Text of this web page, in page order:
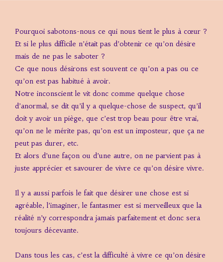
Pourquoi sabotons-nous ce qui nous tient le plus à cœur ?
Et si le plus difficile n’était pas d’obtenir ce qu’on désire
mais de ne pas le saboter ?
Ce que nous désirons est souvent ce qu’on a pas ou ce
qu’on est pas habitué à avoir.
Notre inconscient le vit donc comme quelque chose
d’anormal, se dit qu’il y a quelque-chose de suspect, qu’il
doit y avoir un piège, que c’est trop beau pour être vrai,
qu’on ne le mérite pas, qu’on est un imposteur, que ça ne
peut pas durer, etc.
Et alors d’une façon ou d’une autre, on ne parvient pas à
juste apprécier et savourer de vivre ce qu’on désire vivre.
Il y a aussi parfois le fait que désirer une chose est si
agréable, l’imaginer, le fantasmer est si merveilleux que la
réalité n’y correspondra jamais parfaitement et donc sera
toujours décevante.
Dans tous les cas, c’est la difficulté à vivre ce qu’on désire